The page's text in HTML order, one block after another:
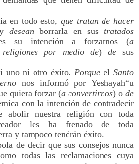
en todo esto,que tratan de hacer
deseanborrarla en sus tratados
su intención a forzarnos (a
por medio de) desus
uno ni otro éxito. PorqueelSanto
nos informó por Yeshayah“u
quiera forzar (a convertirnos) o de
con la intención de contradecir
abolir nuestra religión con toda
les ha frenado de toda
y tampoco tendrán éxito.
de decir que sus consejos nunca
todas las reclamaciones cuya